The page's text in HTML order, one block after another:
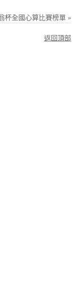
杯全國心算比賽榜單 »
返回頂部